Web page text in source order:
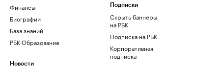
Финансы
Биографии
База знаний
РБК Образование
Новости
Подписки
Скрыть баннеры
на РБК
Подписка на РБК
Корпоративная
подписка